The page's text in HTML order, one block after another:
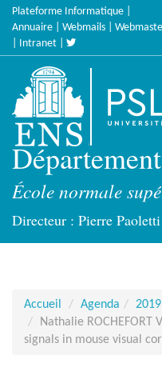
Accèder
directement
Plateforme Informatique
Annuaire
Webmails
Intranet
École normale
Directeur : Pierre Paoletti
Accueil
Agenda
2019
Nathalie ROCHEFORT
signals in mouse visual